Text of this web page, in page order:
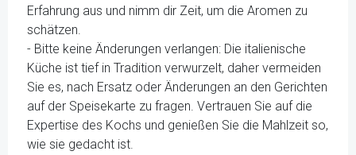
Erfahrung aus und nimm dir Zeit, um die Aromen zu
schätzen.
- Bitte keine Änderungen verlangen: Die italienische
Küche ist tief in Tradition verwurzelt, daher vermeiden
Sie es, nach Ersatz oder Änderungen an den Gerichten
auf der Speisekarte zu fragen. Vertrauen Sie auf die
Expertise des Kochs und genießen Sie die Mahlzeit so,
wie sie gedacht ist.